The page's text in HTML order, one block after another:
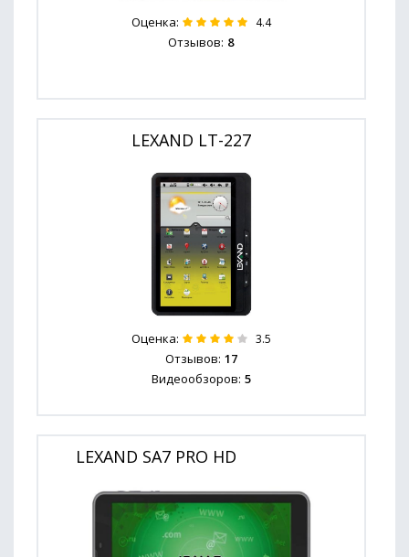
Оценка: 4.4
Отзывов: 8
LEXAND LT-227
Оценка: 3.5
Отзывов: 17
Видеообзоров: 5
LEXAND SA7 PRO HD